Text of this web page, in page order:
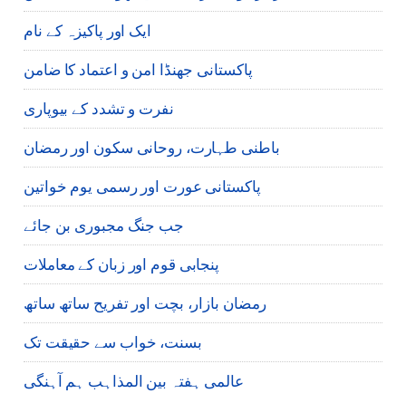
ایک اور پاکیزہ کے نام
پاکستانی جھنڈا امن و اعتماد کا ضامن
نفرت و تشدد کے بیوپاری
باطنی طہارت، روحانی سکون اور رمضان
پاکستانی عورت اور رسمی یوم خواتین
جب جنگ مجبوری بن جائے
پنجابی قوم اور زبان کے معاملات
رمضان بازار، بچت اور تفریح ساتھ ساتھ
بسنت، خواب سے حقیقت تک
عالمی ہفتہ بین المذاہب ہم آہنگی